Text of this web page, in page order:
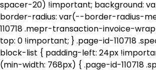
spacer-20) !important; background:
border-radius: var(--border-radius-
110718 .mepr-transaction-invoice-
top: 0 !important; } .page-id-110718
block-list { padding-left: 24px
(min-width: 768px) { .page-id-110718